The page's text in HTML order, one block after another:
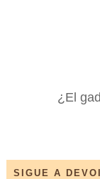
¿El
SIGUE A